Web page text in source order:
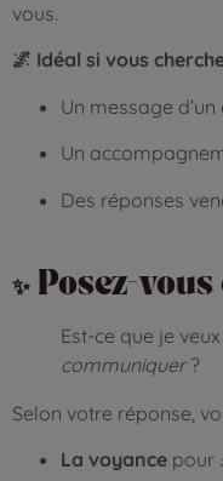
vous.
🌌 Idéal si vous
Un message
Un
Des réponses
✨ Posez-
Est-ce que je veux
communiquer?
Selon votre réponse,
La voyance pour